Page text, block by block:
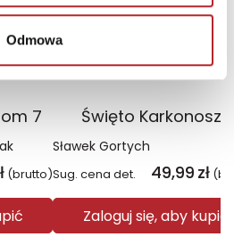
Odmowa
7
(brutto)
Święto Karkonoszy
Sławek Gortych
Sug. cena det. 49,99 zł
Zaloguj się, aby kupić